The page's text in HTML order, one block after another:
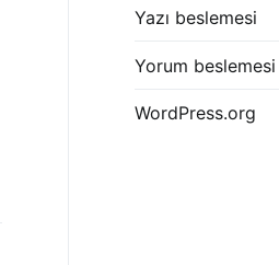
Yazı beslemesi
Yorum beslemesi
WordPress.org